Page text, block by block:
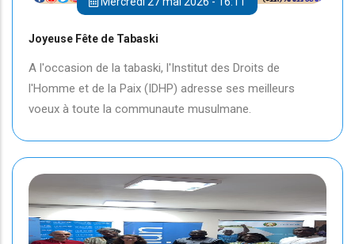
Joyeuse Fête de Tabaski
A l'occasion de la tabaski, l'Institut des Droits de
l'Homme et de la Paix (IDHP) adresse ses meilleurs
voeux à toute la communaute musulmane.